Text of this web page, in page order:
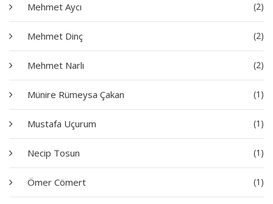
Mehmet Aycı (2)
Mehmet Dinç (2)
Mehmet Narlı (2)
Münire Rümeysa Çakan (1)
Mustafa Uçurum (1)
Necip Tosun (1)
Ömer Cömert (1)